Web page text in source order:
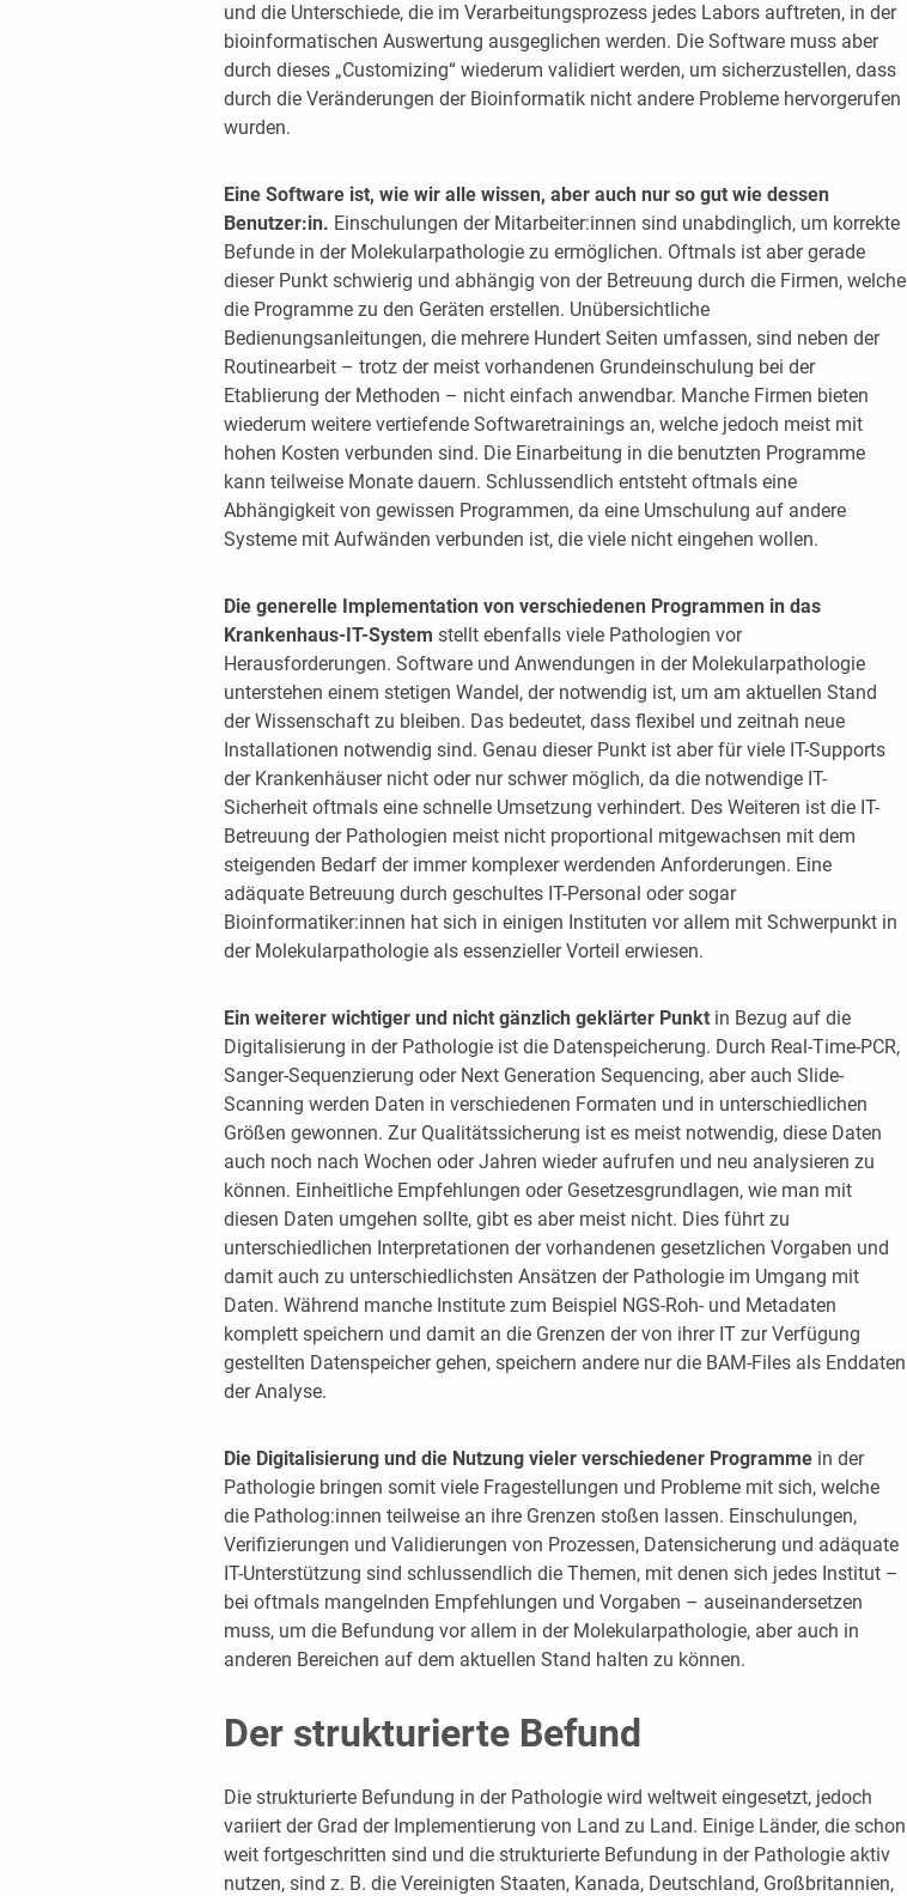
und die Unterschiede, die im Verarbeitungsprozess jedes Labors auftreten, in der
bioinformatischen Auswertung ausgeglichen werden. Die Software muss aber
durch dieses „Customizing“ wiederum validiert werden, um sicherzustellen, dass
durch die Veränderungen der Bioinformatik nicht andere Probleme hervorgerufen
wurden.
Eine Software ist, wie wir alle wissen, aber auch nur so gut wie dessen
Benutzer:in. Einschulungen der Mitarbeiter:innen sind unabdinglich, um korrekte
Befunde in der Molekularpathologie zu ermöglichen. Oftmals ist aber gerade
dieser Punkt schwierig und abhängig von der Betreuung durch die Firmen, welche
die Programme zu den Geräten erstellen. Unübersichtliche
Bedienungsanleitungen, die mehrere Hundert Seiten umfassen, sind neben der
Routinearbeit – trotz der meist vorhandenen Grundeinschulung bei der
Etablierung der Methoden – nicht einfach anwendbar. Manche Firmen bieten
wiederum weitere vertiefende Softwaretrainings an, welche jedoch meist mit
hohen Kosten verbunden sind. Die Einarbeitung in die benutzten Programme
kann teilweise Monate dauern. Schlussendlich entsteht oftmals eine
Abhängigkeit von gewissen Programmen, da eine Umschulung auf andere
Systeme mit Aufwänden verbunden ist, die viele nicht eingehen wollen.
Die generelle Implementation von verschiedenen Programmen in das
Krankenhaus-IT-System stellt ebenfalls viele Pathologien vor
Herausforderungen. Software und Anwendungen in der Molekularpathologie
unterstehen einem stetigen Wandel, der notwendig ist, um am aktuellen Stand
der Wissenschaft zu bleiben. Das bedeutet, dass flexibel und zeitnah neue
Installationen notwendig sind. Genau dieser Punkt ist aber für viele IT-Supports
der Krankenhäuser nicht oder nur schwer möglich, da die notwendige IT-
Sicherheit oftmals eine schnelle Umsetzung verhindert. Des Weiteren ist die IT-
Betreuung der Pathologien meist nicht proportional mitgewachsen mit dem
steigenden Bedarf der immer komplexer werdenden Anforderungen. Eine
adäquate Betreuung durch geschultes IT-Personal oder sogar
Bioinformatiker:innen hat sich in einigen Instituten vor allem mit Schwerpunkt in
der Molekularpathologie als essenzieller Vorteil erwiesen.
Ein weiterer wichtiger und nicht gänzlich geklärter Punktin Bezug auf die
Digitalisierung in der Pathologie ist die Datenspeicherung. Durch Real-Time-PCR,
Sanger-Sequenzierung oder Next Generation Sequencing, aber auch Slide-
Scanning werden Daten in verschiedenen Formaten und in unterschiedlichen
Größen gewonnen. Zur Qualitätssicherung ist es meist notwendig, diese Daten
auch noch nach Wochen oder Jahren wieder aufrufen und neu analysieren zu
können. Einheitliche Empfehlungen oder Gesetzesgrundlagen, wie man mit
diesen Daten umgehen sollte, gibt es aber meist nicht. Dies führt zu
unterschiedlichen Interpretationen der vorhandenen gesetzlichen Vorgaben und
damit auch zu unterschiedlichsten Ansätzen der Pathologie im Umgang mit
Daten. Während manche Institute zum Beispiel NGS-Roh- und Metadaten
komplett speichern und damit an die Grenzen der von ihrer IT zur Verfügung
gestellten Datenspeicher gehen, speichern andere nur die BAM-Files als Enddaten
der Analyse.
Die Digitalisierung und die Nutzung vieler verschiedener Programmein der
Pathologie bringen somit viele Fragestellungen und Probleme mit sich, welche
die Patholog:innen teilweise an ihre Grenzen stoßen lassen. Einschulungen,
Verifizierungen und Validierungen von Prozessen, Datensicherung und adäquate
IT-Unterstützung sind schlussendlich die Themen, mit denen sich jedes Institut –
bei oftmals mangelnden Empfehlungen und Vorgaben – auseinandersetzen
muss, um die Befundung vor allem in der Molekularpathologie, aber auch in
anderen Bereichen auf dem aktuellen Stand halten zu können.
Der strukturierte Befund
Die strukturierte Befundung in der Pathologie wird weltweit eingesetzt, jedoch
variiert der Grad der Implementierung von Land zu Land. Einige Länder, die schon
weit fortgeschritten sind und die strukturierte Befundung in der Pathologie aktiv
nutzen, sind z. B. die Vereinigten Staaten, Kanada, Deutschland, Großbritannien,